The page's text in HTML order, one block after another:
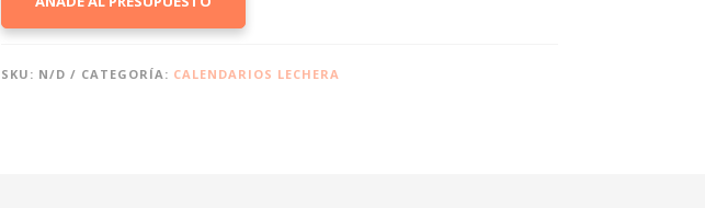
LÁMINA
IMÁN
SKU: N/D CATEGORÍA: CALENDARIOS LECHERA